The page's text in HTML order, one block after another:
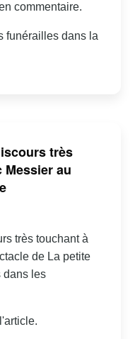
commentaire.
funérailles dans la
très
Messier au
très touchant à
de La petite
les